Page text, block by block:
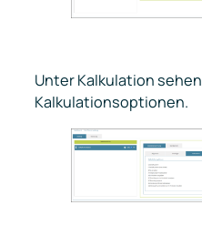
UnterKalkulation
Kalkulationsoptionen.